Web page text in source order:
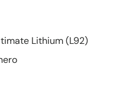
Lithium (L92)